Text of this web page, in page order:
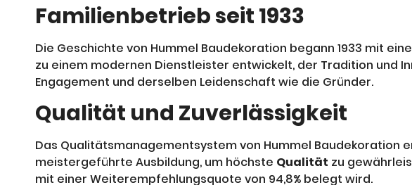
Familienbetrieb seit 1933
Die Geschichte von Hummel Baudekoration begann 1933 mit
zu einem modernen Dienstleister entwickelt, der Tradition und
Engagement und derselben Leidenschaft wie die Gründer.
Qualität und Zuverlässigkeit
Das Qualitätsmanagementsystem von Hummel Baudekoration
meistergeführte Ausbildung, um höchste Qualität zu
mit einer Weiterempfehlungsquote von 94,8% belegt wird.